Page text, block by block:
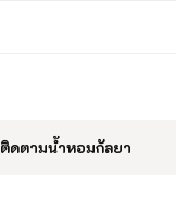
ติดตามน้ำหอมกัลยา